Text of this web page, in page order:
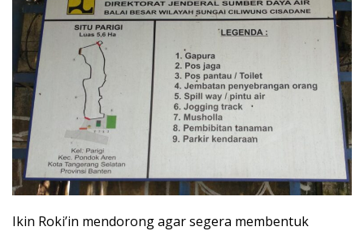
Ikin Roki’in mendorong agar segera membentuk